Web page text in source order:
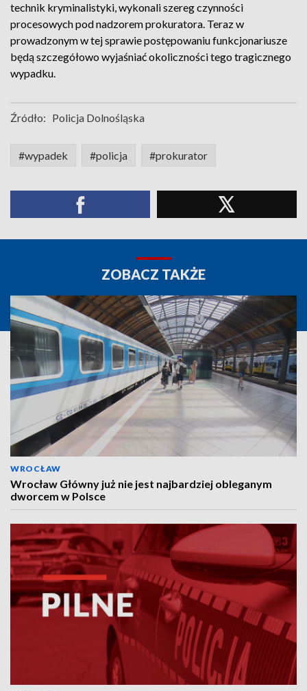
technik kryminalistyki, wykonali szereg czynności
procesowych pod nadzorem prokuratora. Teraz w
prowadzonym w tej sprawie postępowaniu funkcjonariusze
będą szczegółowo wyjaśniać okoliczności tego tragicznego
wypadku.
Źródło: Policja Dolnośląska
#wypadek #policja #prokurator
ZOBACZ TAKŻE
WROCŁAW
Wrocław Główny już nie jest najbardziej obleganym
dworcem w Polsce